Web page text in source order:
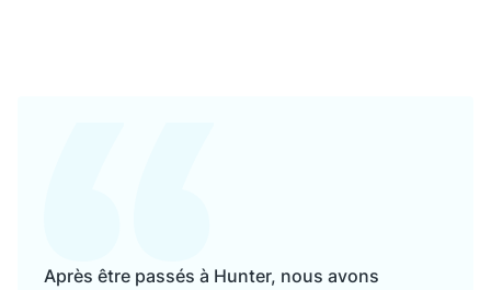
Après être passés à Hunter, nous avons